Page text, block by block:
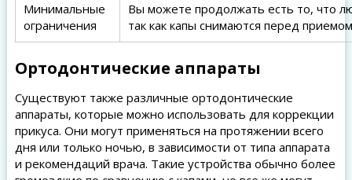
Минимальные
ограничения
Вы можете продолжать есть то, что
так как капы снимаются перед
Ортодонтические аппараты
Существуют также различные ортодонтические
аппараты, которые можно использовать для коррекции
прикуса. Они могут применяться на протяжении всего
дня или только ночью, в зависимости от типа аппарата
и рекомендаций врача. Такие устройства обычно более